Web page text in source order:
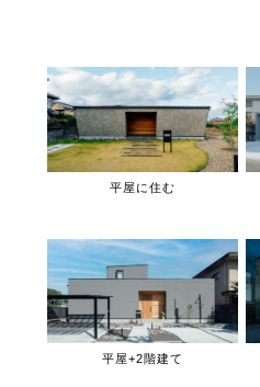
平屋に住む
平屋+2階建て